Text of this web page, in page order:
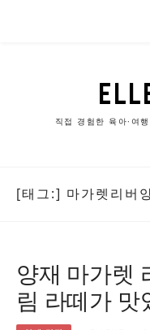
직접 경험한 육아·여
[태그:] 마가렛리버
양재 마가렛
림 라떼가 맛